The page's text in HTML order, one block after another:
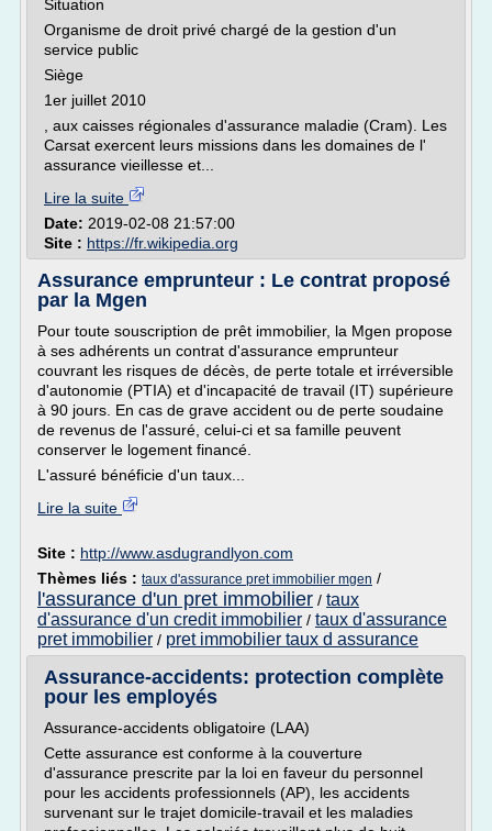
Situation
Organisme de droit privé chargé de la gestion d'un
service public
Siège
1er juillet 2010
, aux caisses régionales d'assurance maladie (Cram). Les
Carsat exercent leurs missions dans les domaines de l'
assurance vieillesse et...
Lire la suite
Date: 2019-02-08 21:57:00
Site : https://fr.wikipedia.org
Assurance emprunteur : Le contrat proposé
par la Mgen
Pour toute souscription de prêt immobilier, la Mgen propose
à ses adhérents un contrat d'assurance emprunteur
couvrant les risques de décès, de perte totale et irréversible
d'autonomie (PTIA) et d'incapacité de travail (IT) supérieure
à 90 jours. En cas de grave accident ou de perte soudaine
de revenus de l'assuré, celui-ci et sa famille peuvent
conserver le logement financé.
L'assuré bénéficie d'un taux...
Lire la suite
Site : http://www.asdugrandlyon.com
Thèmes liés : taux d'assurance pret immobilier mgen /
l'assurance d'un pret immobilier / taux
d'assurance d'un credit immobilier / taux d'assurance
pret immobilier / pret immobilier taux d assurance
Assurance-accidents: protection complète
pour les employés
Assurance-accidents obligatoire (LAA)
Cette assurance est conforme à la couverture
d'assurance prescrite par la loi en faveur du personnel
pour les accidents professionnels (AP), les accidents
survenant sur le trajet domicile-travail et les maladies